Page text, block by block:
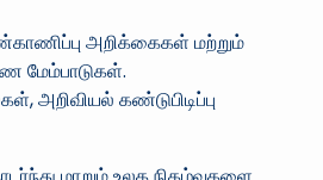
அறிக்கைகள் மற்றும்
மேம்பாடுகள்.
அறிவியல் கண்டுபிடிப்பு